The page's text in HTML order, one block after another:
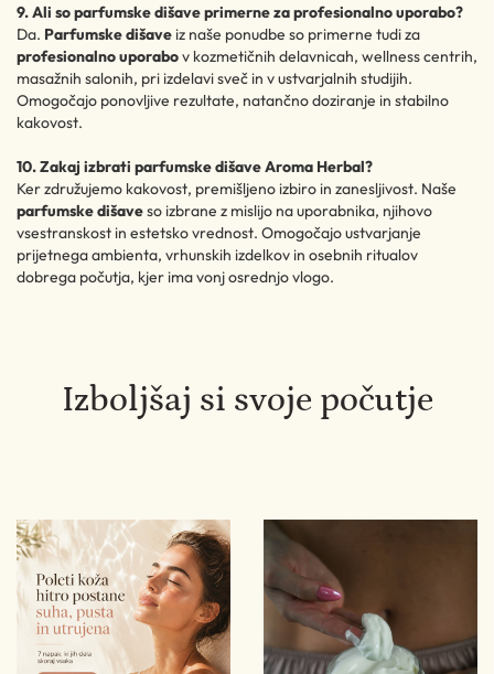
9. Ali so parfumske dišave primerne za profesionalno uporabo?
Da. Parfumske dišaveiz naše ponudbe so primerne tudi za
profesionalno uporabov kozmetičnih delavnicah, wellness centrih,
masažnih salonih, pri izdelavi sveč in v ustvarjalnih studijih.
Omogočajo ponovljive rezultate, natančno doziranje in stabilno
kakovost.
10. Zakaj izbrati parfumske dišave Aroma Herbal?
Ker združujemo kakovost, premišljeno izbiro in zanesljivost. Naše
parfumske dišaveso izbrane z mislijo na uporabnika, njihovo
vsestranskost in estetsko vrednost. Omogočajo ustvarjanje
prijetnega ambienta, vrhunskih izdelkov in osebnih ritualov
dobrega počutja, kjer ima vonj osrednjo vlogo.
Izboljšaj si svoje počutje